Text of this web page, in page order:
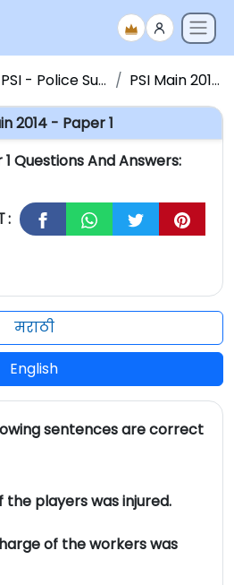
PSI - Police Sub Inspector PSI Main 2014 - Paper 1
2014 - Paper 1
1 Questions And Answers:
:
मराठी
English
sentences are correct
players was injured.
of the workers was